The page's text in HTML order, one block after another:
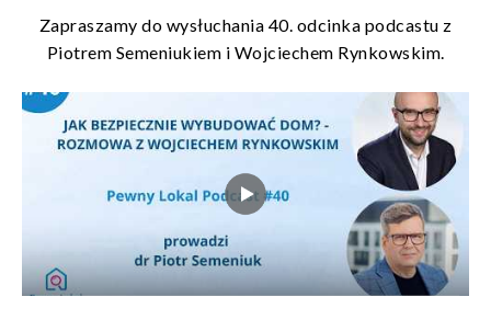
Zapraszamy do wysłuchania 40. odcinka podcastu z
Piotrem Semeniukiem i Wojciechem Rynkowskim.